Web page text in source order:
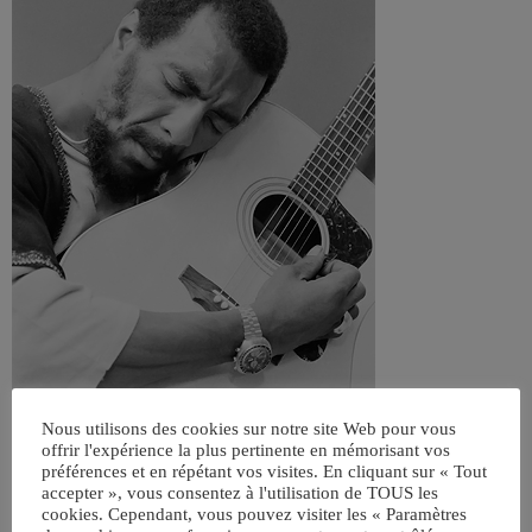
Nous utilisons des cookies sur notre site Web pour vous
offrir l'expérience la plus pertinente en mémorisant vos
préférences et en répétant vos visites. En cliquant sur « Tout
accepter », vous consentez à l'utilisation de TOUS les
cookies. Cependant, vous pouvez visiter les « Paramètres